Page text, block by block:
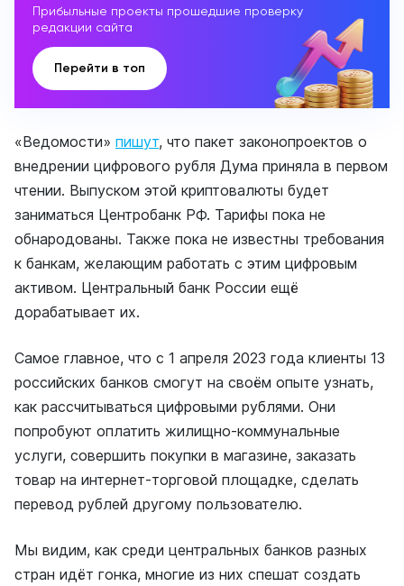
Прибыльные проекты прошедшие проверку
редакции сайта
Перейти в топ
«Ведомости» пишут, что пакет законопроектов о
внедрении цифрового рубля Дума приняла в первом
чтении. Выпуском этой криптовалюты будет
заниматься Центробанк РФ. Тарифы пока не
обнародованы. Также пока не известны требования
к банкам, желающим работать с этим цифровым
активом. Центральный банк России ещё
дорабатывает их.
Самое главное, что с 1 апреля 2023 года клиенты 13
российских банков смогут на своём опыте узнать,
как рассчитываться цифровыми рублями. Они
попробуют оплатить жилищно-коммунальные
услуги, совершить покупки в магазине, заказать
товар на интернет-торговой площадке, сделать
перевод рублей другому пользователю.
Мы видим, как среди центральных банков разных
стран идёт гонка, многие из них спешат создать